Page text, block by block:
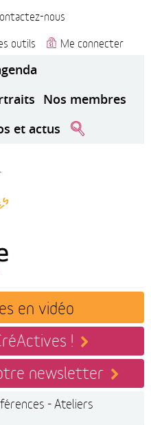
nous
outils Me connecter
Nos membres
et actus
en vidéo
!
newsletter
- Ateliers